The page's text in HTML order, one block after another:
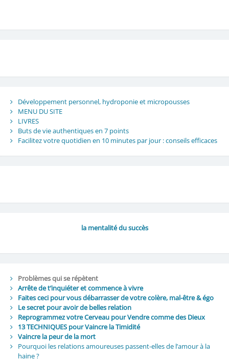
Développement personnel, hydroponie et micropousses
MENU DU SITE
LIVRES
Buts de vie authentiques en 7 points
Facilitez votre quotidien en 10 minutes par jour : conseils efficaces
la mentalité du succès
Problèmes qui se répètent
Arrête de t’inquiéter et commence à vivre
Faites ceci pour vous débarrasser de votre colère, mal-être & égo
Le secret pour avoir de belles relation
Reprogrammez votre Cerveau pour Vendre comme des Dieux
13 TECHNIQUES pour Vaincre la Timidité
Vaincre la peur de la mort
Pourquoi les relations amoureuses passent-elles de l’amour à la
haine ?